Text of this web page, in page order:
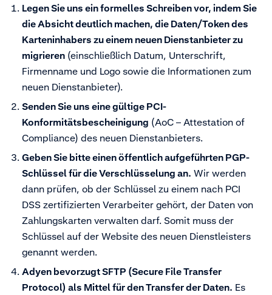
Legen Sie uns ein formelles Schreiben vor, indem Sie
die Absicht deutlich machen, die Daten/Token des
Karteninhabers zu einem neuen Dienstanbieter zu
migrieren (einschließlich Datum, Unterschrift,
Firmenname und Logo sowie die Informationen zum
neuen Dienstanbieter).
Senden Sie uns eine gültige PCI-
Konformitätsbescheinigung (AoC – Attestation of
Compliance) des neuen Dienstanbieters.
Geben Sie bitte einen öffentlich aufgeführten PGP-
Schlüssel für die Verschlüsselung an. Wir werden
dann prüfen, ob der Schlüssel zu einem nach PCI
DSS zertifizierten Verarbeiter gehört, der Daten von
Zahlungskarten verwalten darf. Somit muss der
Schlüssel auf der Website des neuen Dienstleisters
genannt werden.
Adyen bevorzugt SFTP (Secure File Transfer
Protocol) als Mittel für den Transfer der Daten. Es